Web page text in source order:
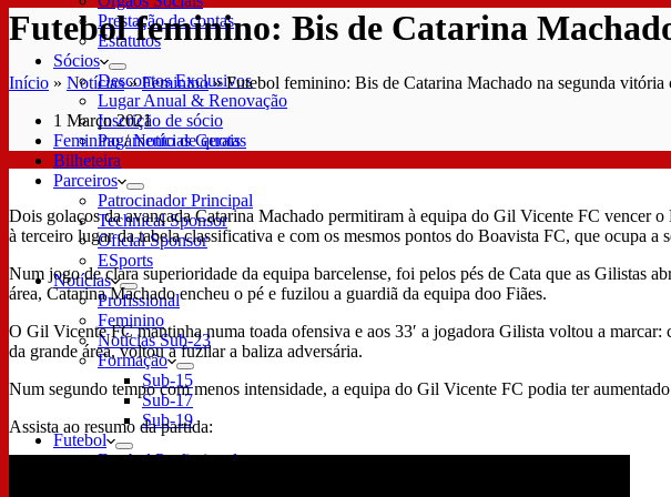
Prestação de contas
Estatutos
Sócios
Descontos Exclusivos
Lugar Anual & Renovação
Inscrição de sócio
Pagamento de quotas
Bilheteira
Parceiros
Patrocinador Principal
Technical Sponsor
Oficial Sponsor
ESports
Notícias
Profissional
Feminino
Notícias Sub-23
Formação
Sub-15
Sub-17
Sub-19
Futebol
Futebol Profissional
Futebol feminino: Bis de Catarina
Início » Notícias»Feminino»Futebol feminino: Bis de Catarina Machado na segunda vitória
1 Março 2021
Feminino/Notícias Gerais
Dois golaços da avançada Catarina Machado permitiram à equipa do Gil Vicente FC vencer
à terceiro lugar da tabela classificativa e com os mesmos pontos do Boavista FC, que ocupa a
Num jogo de clara superioridade da equipa barcelense, foi pelos pés de Cata que as Gilistas
área, Catarina Machado encheu o pé e fuzilou a guardiã da equipa doo Fiães.
O Gil Vicente FC mantinha numa toada ofensiva e aos 33′ a jogadora Gilista voltou a
da grande área, voltou a fuzilar a baliza adversária.
Num segundo tempo com menos intensidade, a equipa do Gil Vicente FC podia ter
Assista ao resumo da partida: